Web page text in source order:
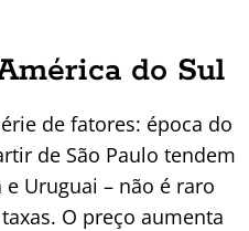
do Sul
de fatores: época do
de São Paulo tendem
Uruguai – não é raro
O preço aumenta